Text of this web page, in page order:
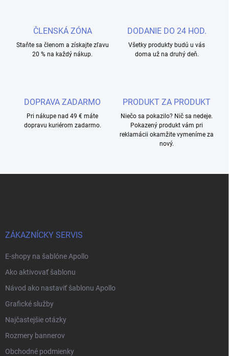
ČLENSKÁ ZÓNA
Staňte sa členom a získajte zľavu
20 % na každý nákup.
DODANIE DO 24 HOD.
Všetky produkty budú u vás
doma už na druhý deň.
DOPRAVA ZADARMO
Pri nákupe nad 49 € máte
dopravu kuriérom zadarmo.
PRODUKT ZA PRODUKT
Niečo sa pokazilo? Nič sa nedeje.
Pokazený produkt vám pri
reklamácii okamžite vymeníme za
nový.
ZÁKAZNÍCKY SERVIS
E-shopy na šablóne Apollo
Ako aktivovať šablonu
Návod ako nastaviť šablonu Apollo
Grafické služby
Najčastejšie otázky
Rozmery bannerov
Obchodné podmienky